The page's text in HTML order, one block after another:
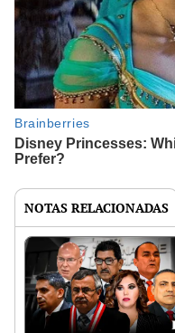
NOTAS RELACIONADAS